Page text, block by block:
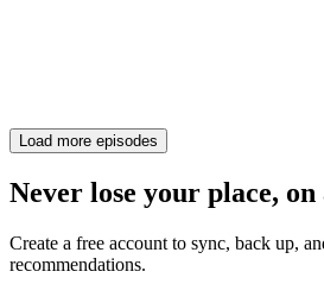
Load more episodes
Never lose your place, on
Create a free account to sync, back up,
recommendations.